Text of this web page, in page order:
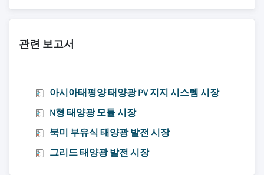
관련 보고서
아시아태평양 태양광 PV 지지 시스템 시장
N형 태양광 모듈 시장
북미 부유식 태양광 발전 시장
그리드 태양광 발전 시장